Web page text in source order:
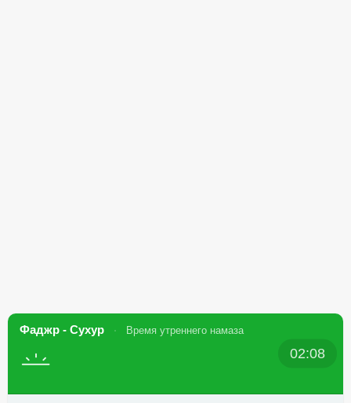
Фаджр - Сухур Время утреннего намаза
02:08